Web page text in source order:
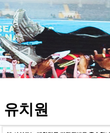
성과평가자료
급식안내
서식자료실
학부모방
정기고사 기출문제
유치원